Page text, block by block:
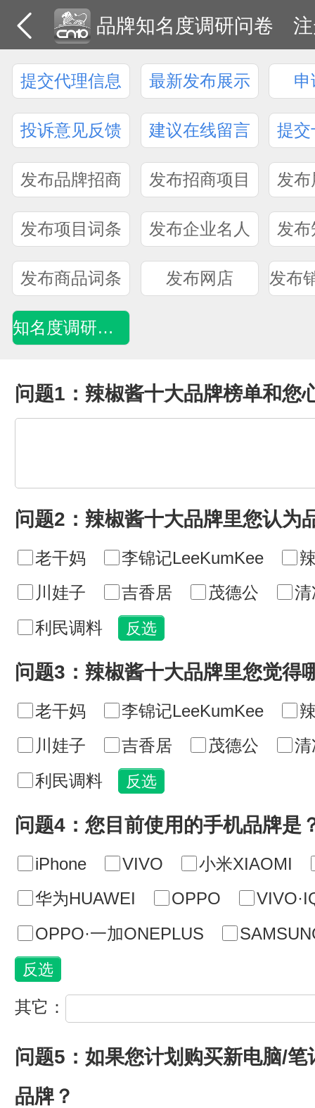
品牌知名度调研问卷
提交代理信息 最新发布展示 申
投诉意见反馈 建议在线留言 提交
发布品牌招商 发布招商项目 发
发布项目词条 发布企业名人 发
发布商品词条 发布网店
知名度调研问卷
问题1：辣椒酱十大品牌榜单和您
问题2：辣椒酱十大品牌里您认为
老干妈 李锦记LeeKumKee
川娃子
吉香居 茂德公
清
利民调料
问题3：辣椒酱十大品牌里您觉得
老干妈 李锦记LeeKumKee
川娃子
吉香居 茂德公
清
利民调料
问题4：您目前使用的手机品牌是
iPhone VIVO
小米XIAOMI
华为HUAWEI
OPPO
OPPO·一加ONEPLUS
其它：
问题5：如果您计划购买新电脑/
品牌？